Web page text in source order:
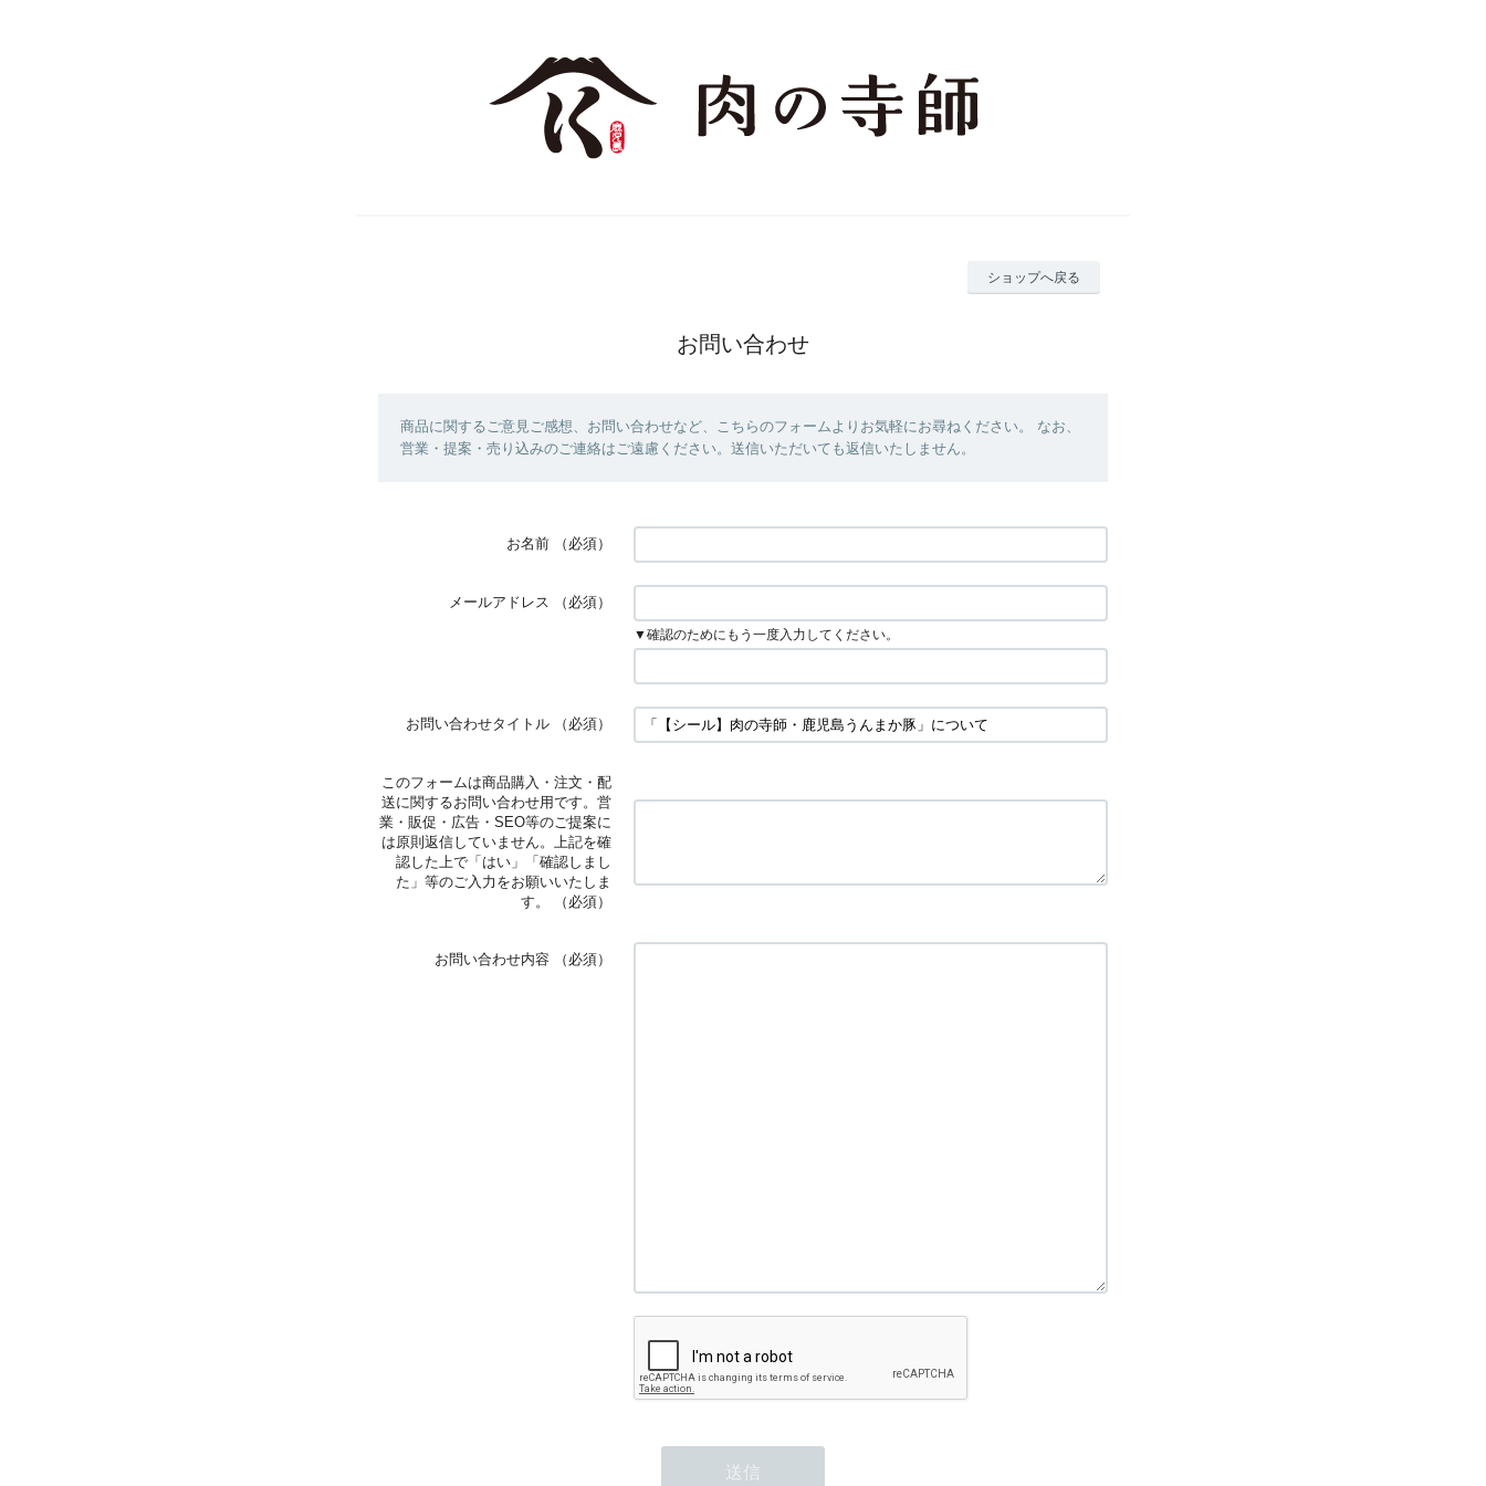
ショップへ戻る
お問い合わせ
商品に関するご意見ご感想、お問い合わせなど、こちらのフォームよりお気軽にお尋ねください。 なお、
営業・提案・売り込みのご連絡はご遠慮ください。送信いただいても返信いたしません。
お名前 （必須）
メールアドレス （必須）
▼確認のためにもう一度入力してください。
お問い合わせタイトル （必須）
このフォームは商品購入・注文・配
送に関するお問い合わせ用です。営
業・販促・広告・SEO等のご提案に
は原則返信していません。上記を確
認した上で「はい」「確認しまし
た」等のご入力をお願いいたしま
す。
（必須）
お問い合わせ内容 （必須）